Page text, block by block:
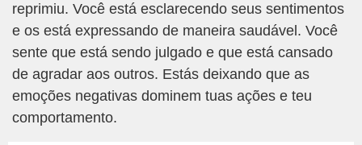
reprimiu. Você está esclarecendo seus sentimentos
e os está expressando de maneira saudável. Você
sente que está sendo julgado e que está cansado
de agradar aos outros. Estás deixando que as
emoções negativas dominem tuas ações e teu
comportamento.